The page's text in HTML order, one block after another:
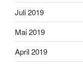
Juli 2019
Mai 2019
April 2019